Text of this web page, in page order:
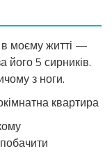
моєму житті —
його 5 сирників.
з ноги.
квартира